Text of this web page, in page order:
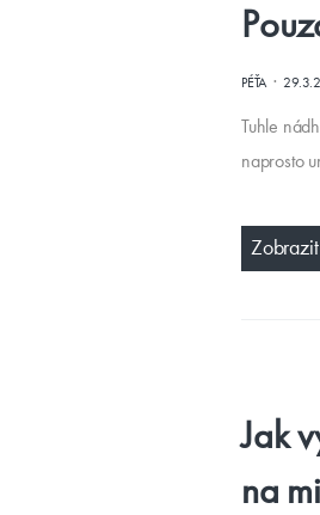
PÉŤA·
Tuhle
naprosto
Jak
na